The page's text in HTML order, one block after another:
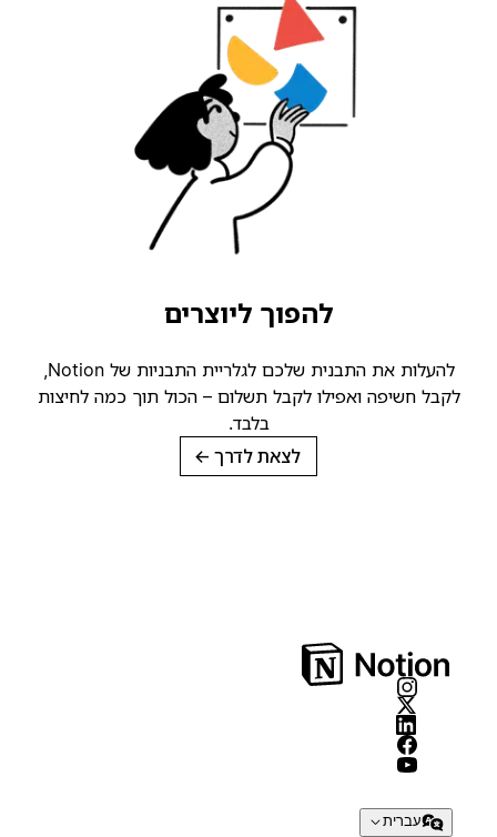
להפוך ליוצרים
להעלות את התבנית שלכם לגלריית התבניות של Notion,
לקבל חשיפה ואפילו לקבל תשלום – הכול תוך כמה לחיצות
בלבד.
לצאת לדרך →
עברית